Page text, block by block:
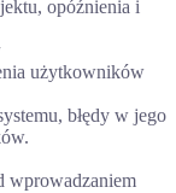
opóźnienia i
użytkowników
błędy w jego
wprowadzaniem